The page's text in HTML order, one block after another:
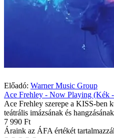
Előadó: Warner Music Group
Ace Frehley - Now Playing (Kék
Ace Frehley szerepe a KISS-ben
teátrális imázsának és
7 990 Ft
Áraink az ÁFA értékét